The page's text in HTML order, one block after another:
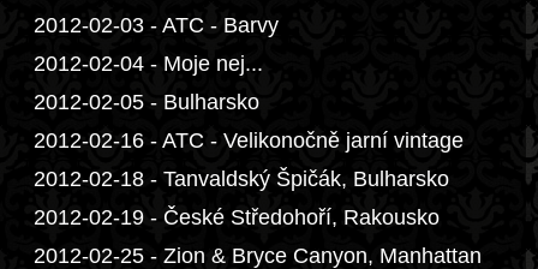
2012-02-03 - ATC - Barvy
2012-02-04 - Moje nej...
2012-02-05 - Bulharsko
2012-02-16 - ATC - Velikonočně jarní vintage
2012-02-18 - Tanvaldský Špičák, Bulharsko
2012-02-19 - České Středohoří, Rakousko
2012-02-25 - Zion & Bryce Canyon, Manhattan